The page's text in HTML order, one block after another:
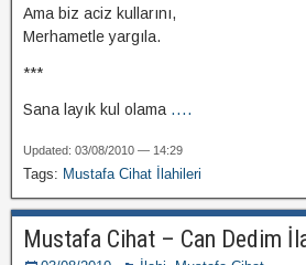
Ama biz aciz kullarını,
Merhametle yargıla.
***
Sana layık kul olama ....
Updated: 03/08/2010 — 14:29
Tags: Mustafa Cihat İlahileri
Mustafa Cihat – Can Dedim